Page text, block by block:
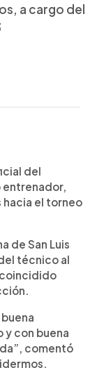
a cargo del
del
entrenador,
hacia el torneo
de San Luis
técnico al
coincidido
con buena
comentó